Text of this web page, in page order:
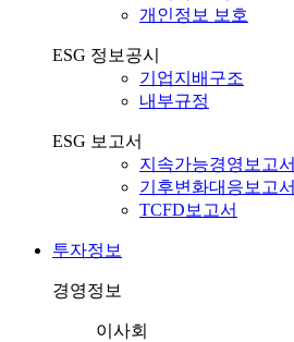
개인정보 보호
ESG 정보공시
기업지배구조
내부규정
ESG 보고서
지속가능경영보고서
기후변화대응보고서
TCFD보고서
투자정보
경영정보
이사회